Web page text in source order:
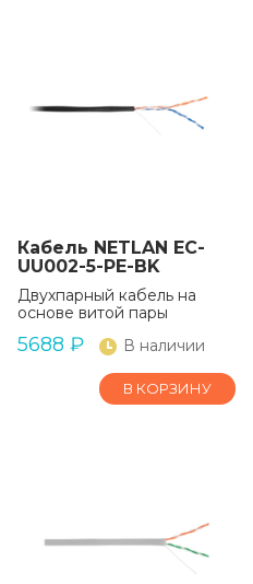
Кабель NETLAN EC-
UU002-5-PE-BK
Двухпарный кабель на
основе витой пары
5688 ₽ В наличии
В КОРЗИНУ